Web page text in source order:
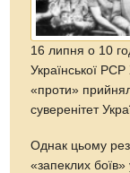
16 липня о 10
Української
«проти»
суверенітет
Однак цьому
«запеклих